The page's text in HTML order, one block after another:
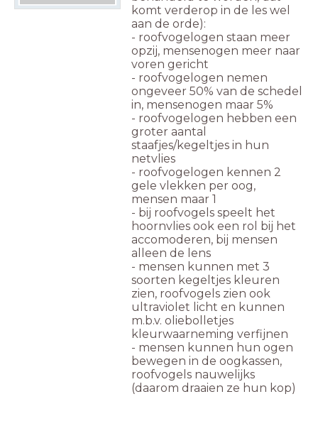
komt verderop in de les wel
aan de orde):
- roofvogelogen staan meer
opzij, mensenogen meer naar
voren gericht
- roofvogelogen nemen
ongeveer 50% van de schedel
in, mensenogen maar 5%
- roofvogelogen hebben een
groter aantal
staafjes/kegeltjes in hun
netvlies
- roofvogelogen kennen 2
gele vlekken per oog,
mensen maar 1
- bij roofvogels speelt het
hoornvlies ook een rol bij het
accomoderen, bij mensen
alleen de lens
- mensen kunnen met 3
soorten kegeltjes kleuren
zien, roofvogels zien ook
ultraviolet licht en kunnen
m.b.v. oliebolletjes
kleurwaarneming verfijnen
- mensen kunnen hun ogen
bewegen in de oogkassen,
roofvogels nauwelijks
(daarom draaien ze hun kop)